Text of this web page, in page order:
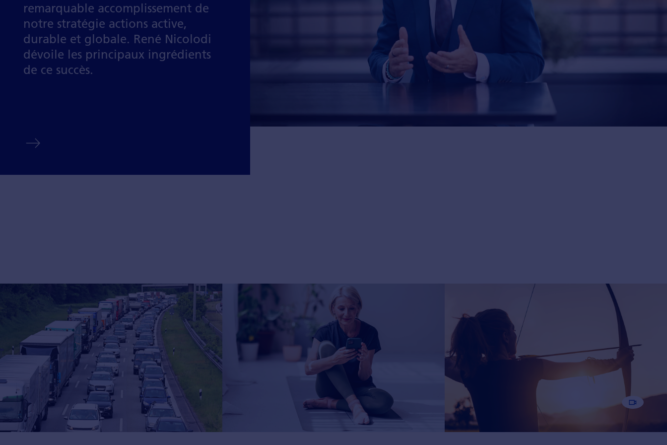
remarquable accom­plisse­ment de
notre stratégie actions active,
durable et globale. René Nicolodi
dévoile les principaux ingrédients
de ce succès.